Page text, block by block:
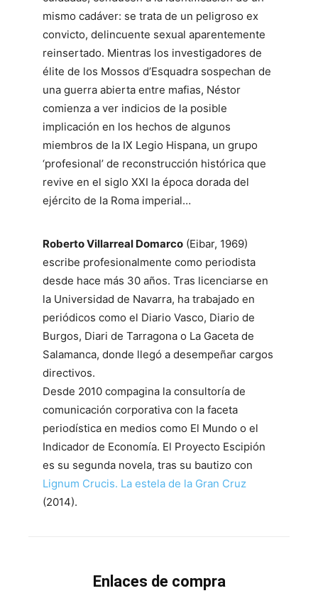
mismo cadáver: se trata de un peligroso ex
convicto, delincuente sexual aparentemente
reinsertado. Mientras los investigadores de
élite de los Mossos d’Esquadra sospechan de
una guerra abierta entre mafias, Néstor
comienza a ver indicios de la posible
implicación en los hechos de algunos
miembros de la IX Legio Hispana, un grupo
‘profesional’ de reconstrucción histórica que
revive en el siglo XXI la época dorada del
ejército de la Roma imperial…
Roberto Villarreal Domarco (Eibar, 1969)
escribe profesionalmente como periodista
desde hace más 30 años. Tras licenciarse en
la Universidad de Navarra, ha trabajado en
periódicos como el Diario Vasco, Diario de
Burgos, Diari de Tarragona o La Gaceta de
Salamanca, donde llegó a desempeñar cargos
directivos.
Desde 2010 compagina la consultoría de
comunicación corporativa con la faceta
periodística en medios como El Mundo o el
Indicador de Economía. El Proyecto Escipión
es su segunda novela, tras su bautizo con
Lignum Crucis. La estela de la Gran Cruz
(2014).
Enlaces de compra